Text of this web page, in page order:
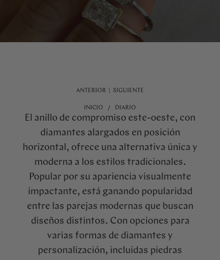
INICIO DIARIO
ANTERIOR SIGUIENTE
El anillo de compromiso este-oeste, con
diamantes alargados en posición
horizontal, ofrece una alternativa única y
moderna a los estilos tradicionales.
Popular por su apariencia visualmente
impactante, está ganando popularidad
entre las parejas modernas que buscan
diseños distintos. Con opciones para
varias formas de diamantes y
personalización, incluidas piedras